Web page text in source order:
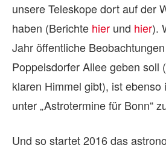
unsere Teleskope dort auf der
haben (Berichte hier und hier).
Jahr öffentliche
Poppelsdorfer Allee geben soll
klaren Himmel gibt), ist ebenso
unter „Astrotermine für Bonn“
Und so startet 2016 das